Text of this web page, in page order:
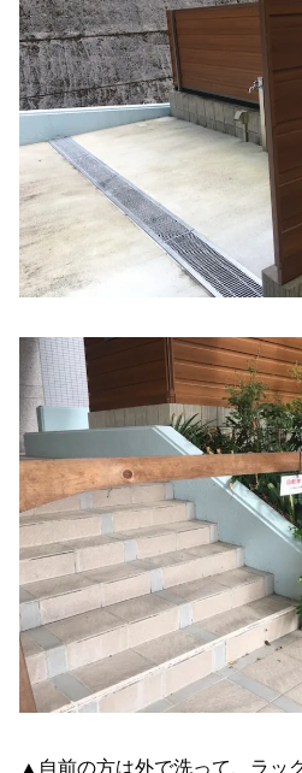
▲自前の方は外で洗って、ラッ